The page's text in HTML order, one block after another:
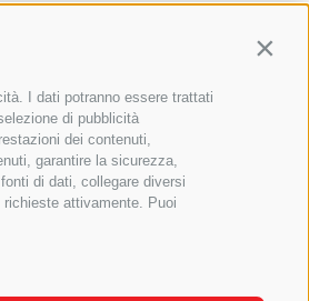
I dati potranno essere trattati
di pubblicità
dei contenuti,
garantire la sicurezza,
di dati, collegare diversi
attivamente. Puoi